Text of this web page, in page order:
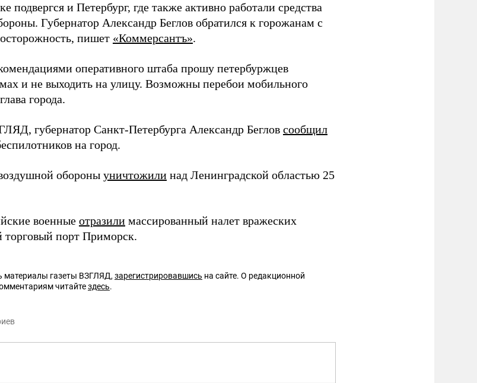
подвергся и Петербург, где также активно работали средства
Губернатор Александр Беглов обратился к горожанам с
пишет «Коммерсантъ».
оперативного штаба прошу петербуржцев
и не выходить на улицу. Возможны перебои мобильного
города.
губернатор Санкт-Петербурга Александр Беглов сообщил
на город.
обороны уничтожили над Ленинградской областью 25
военные отразили массированный налет вражеских
торговый порт Приморск.
материалы газеты ВЗГЛЯД,зарегистрировавшись на сайте. О редакционной
читайтездесь.